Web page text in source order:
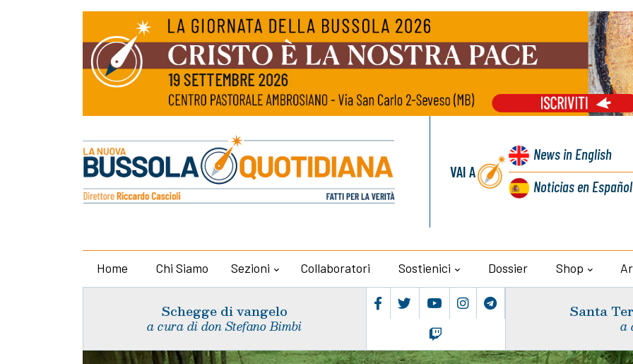
VAI A
Newsin English
Noticiasen Español
Home Chi Siamo Sezioni Collaboratori Sostienici Dossier Shop
Schegge di vangelo
a cura di don Stefano Bimbi
Santa
a